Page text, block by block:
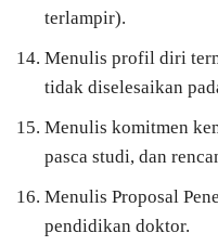
terlampir).
Menulis profil diri
tidak diselesaikan
Menulis komitmen
pasca studi, dan
Menulis Proposal
pendidikan doktor.